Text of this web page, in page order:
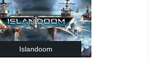
Islandoom